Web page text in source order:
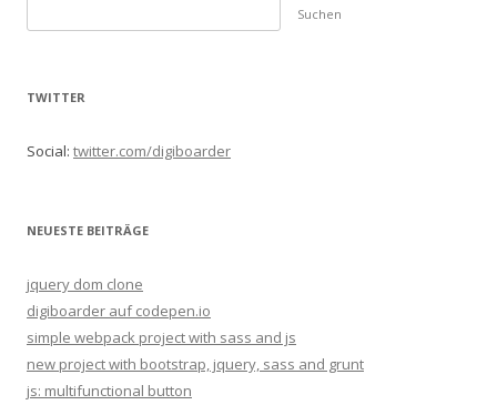
u
TWITTER
Social: twitter.com/digiboarder
NEUESTE BEITRÄGE
jquery dom clone
digiboarder auf codepen.io
simple webpack project with sass and js
new project with bootstrap, jquery, sass and grunt
js: multifunctional button